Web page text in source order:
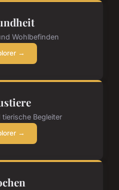
Wohlbefinden
→
Begleiter
→